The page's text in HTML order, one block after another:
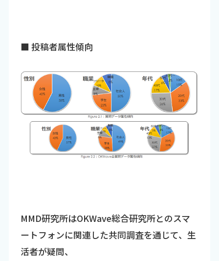
■ 投稿者属性傾向
MMD研究所はOKWave総合研究所とのスマ
ートフォンに関連した共同調査を通じて、生
活者が疑問、